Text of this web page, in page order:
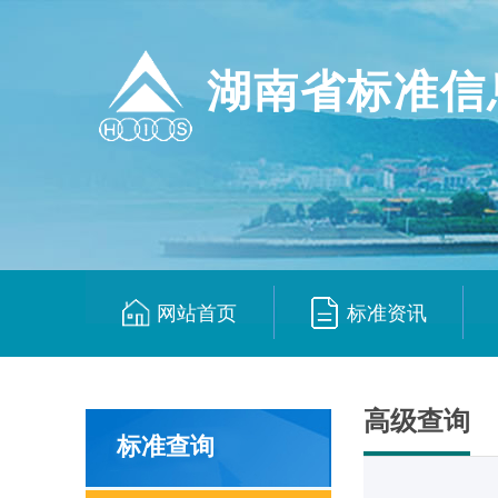
湖南省标准
网站首页 标准资讯
标准查询
高级查询